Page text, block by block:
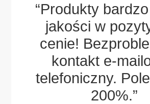
“Produkty
jakości w
cenie!
kontakt e-
telefoniczny.
200%.”